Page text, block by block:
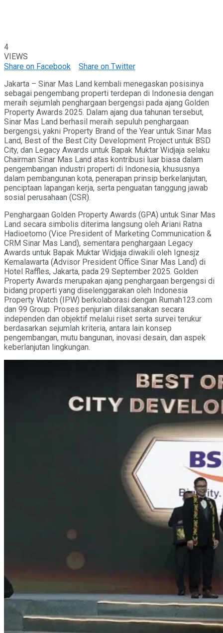
4
VIEWS
Share on Facebook
Share on Twitter
Jakarta – Sinar Mas Land kembali menegaskan posisinya
sebagai pengembang properti terdepan di Indonesia dengan
meraih sejumlah penghargaan bergengsi pada ajang Golden
Property Awards 2025. Dalam ajang dua tahunan tersebut,
Sinar Mas Land berhasil meraih sepuluh penghargaan
bergengsi, yakni Property Brand of the Year untuk Sinar Mas
Land, Best of the Best City Development Project untuk BSD
City, dan Legacy Awards untuk Bapak Muktar Widjaja selaku
Chairman Sinar Mas Land atas kontribusi luar biasa dalam
pengembangan industri properti di Indonesia, khususnya
dalam pembangunan kota, penerapan prinsip berkelanjutan,
penciptaan lapangan kerja, serta penguatan tanggung jawab
sosial perusahaan (CSR).
Penghargaan Golden Property Awards (GPA) untuk Sinar Mas
Land secara simbolis diterima langsung oleh Ariani Ratna
Hadioetomo (Vice President of Marketing Communication &
CRM Sinar Mas Land), sementara penghargaan Legacy
Awards untuk Bapak Muktar Widjaja diwakili oleh Ignesjz
Kemalawarta (Advisor President Office Sinar Mas Land) di
Hotel Raffles, Jakarta, pada 29 September 2025. Golden
Property Awards merupakan ajang penghargaan bergengsi di
bidang properti yang diselenggarakan oleh Indonesia
Property Watch (IPW) berkolaborasi dengan Rumah123.com
dan 99 Group. Proses penjurian dilaksanakan secara
independen dan objektif melalui riset serta survei terukur
berdasarkan sejumlah kriteria, antara lain konsep
pengembangan, mutu bangunan, inovasi desain, dan aspek
keberlanjutan lingkungan.